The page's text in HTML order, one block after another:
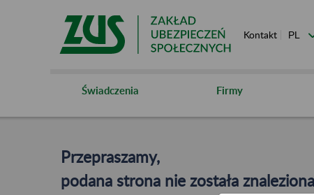
Kontakt
Świadczenia Firmy
Przepraszamy,
podana strona nie została